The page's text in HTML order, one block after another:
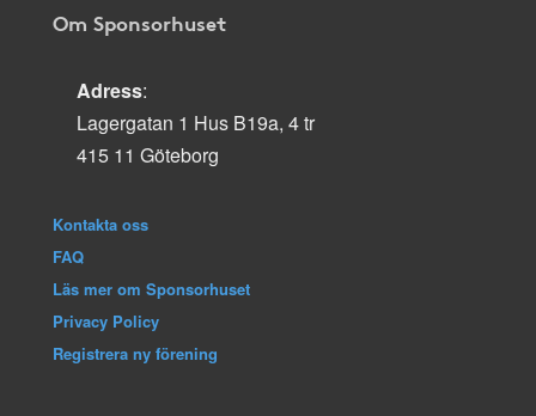
Om Sponsorhuset
Adress:
Lagergatan 1 Hus B19a, 4 tr
415 11 Göteborg
Kontakta oss
FAQ
Läs mer om Sponsorhuset
Privacy Policy
Registrera ny förening